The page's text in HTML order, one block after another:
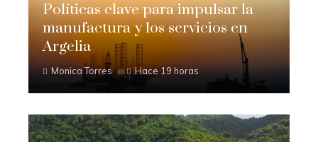
Políticas clave para impulsar la
manufactura y los servicios en
Argelia
Monica Torres Hace 19 horas